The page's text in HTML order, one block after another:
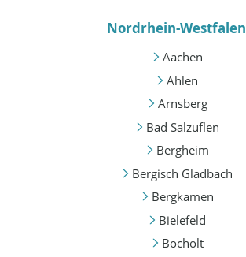
Nordrhein-Westfalen
Aachen
Ahlen
Arnsberg
Bad Salzuflen
Bergheim
Bergisch Gladbach
Bergkamen
Bielefeld
Bocholt